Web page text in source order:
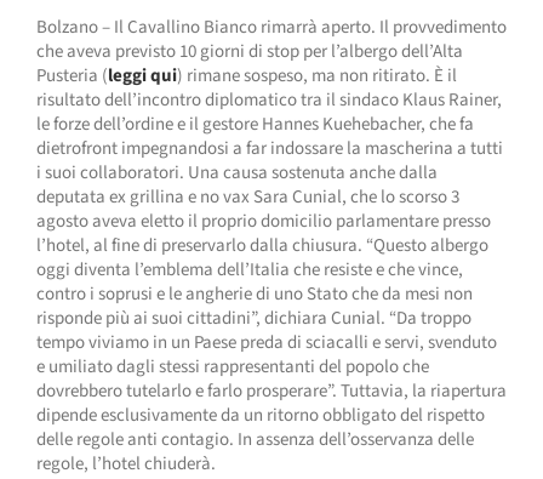
Bolzano – Il Cavallino Bianco rimarrà aperto. Il provvedimento
che aveva previsto 10 giorni di stop per l’albergo dell’Alta
Pusteria (leggi qui) rimane sospeso, ma non ritirato. È il
risultato dell’incontro diplomatico tra il sindaco Klaus Rainer,
le forze dell’ordine e il gestore Hannes Kuehebacher, che fa
dietrofront impegnandosi a far indossare la mascherina a tutti
i suoi collaboratori. Una causa sostenuta anche dalla
deputata ex grillina e no vax Sara Cunial, che lo scorso 3
agosto aveva eletto il proprio domicilio parlamentare presso
l’hotel, al fine di preservarlo dalla chiusura. “Questo albergo
oggi diventa l’emblema dell’Italia che resiste e che vince,
contro i soprusi e le angherie di uno Stato che da mesi non
risponde più ai suoi cittadini”, dichiara Cunial. “Da troppo
tempo viviamo in un Paese preda di sciacalli e servi, svenduto
e umiliato dagli stessi rappresentanti del popolo che
dovrebbero tutelarlo e farlo prosperare”. Tuttavia, la riapertura
dipende esclusivamente da un ritorno obbligato del rispetto
delle regole anti contagio. In assenza dell’osservanza delle
regole, l’hotel chiuderà.